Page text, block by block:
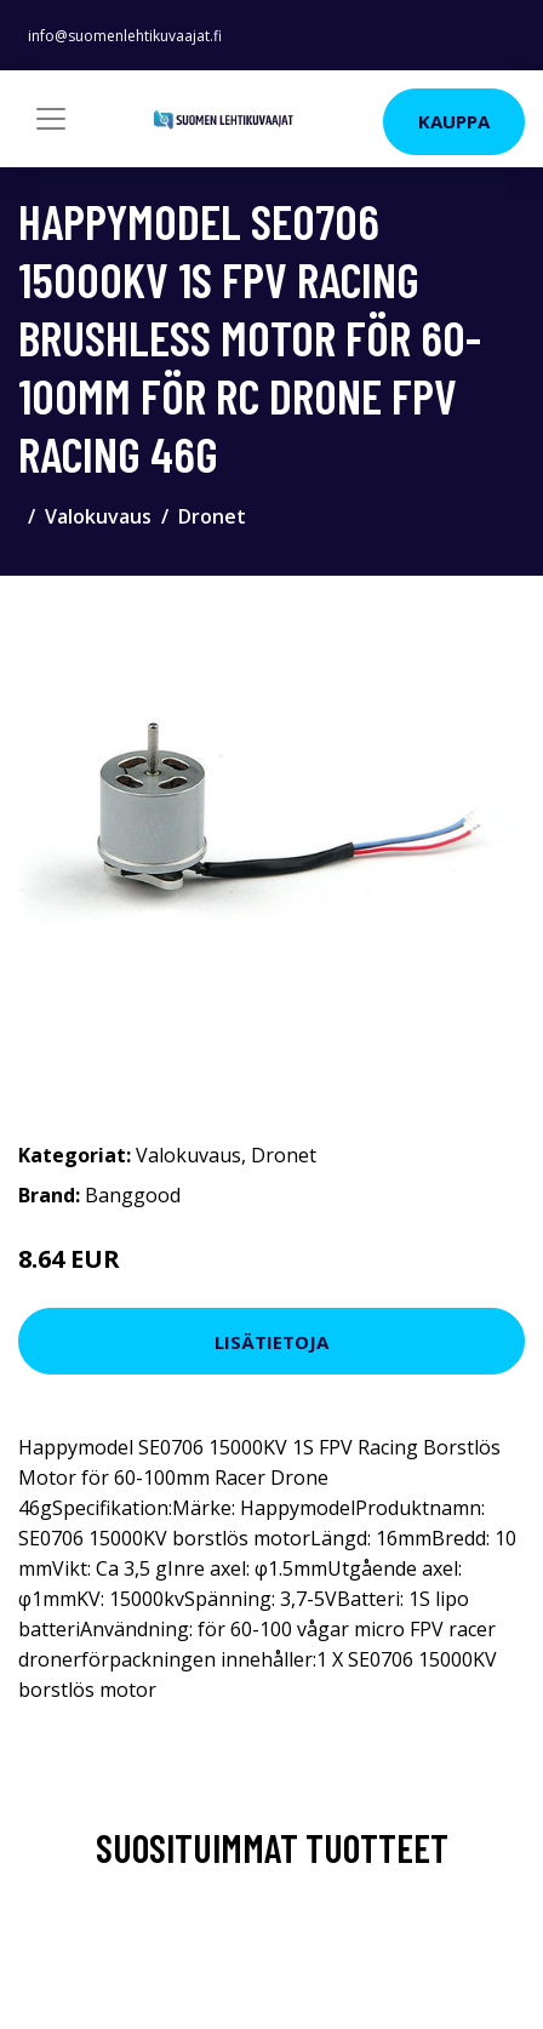
info@suomenlehtikuvaajat.fi
KAUPPA
HAPPYMODEL SE0706
15000KV 1S FPV RACING
BRUSHLESS MOTOR FÖR 60-
100MM FÖR RC DRONE FPV
RACING 46G
Valokuvaus Dronet
Kategoriat:Valokuvaus, Dronet
Brand: Banggood
8.64 EUR
LISÄTIETOJA
Happymodel SE0706 15000KV 1S FPV Racing Borstlös
Motor för 60-100mm Racer Drone
46gSpecifikation:Märke: HappymodelProduktnamn:
SE0706 15000KV borstlös motorLängd: 16mmBredd: 10
mmVikt: Ca 3,5 gInre axel: φ1.5mmUtgående axel:
φ1mmKV: 15000kvSpänning: 3,7-5VBatteri: 1S lipo
batteriAnvändning: för 60-100 vågar micro FPV racer
dronerförpackningen innehåller:1 X SE0706 15000KV
borstlös motor
SUOSITUIMMAT TUOTTEET